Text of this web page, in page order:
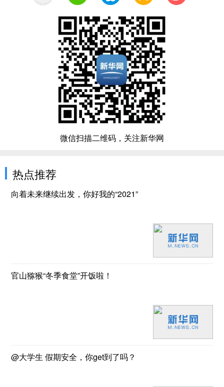
微信扫描二维码，关注新华网
热点推荐
向着未来继续出发，你好我的“2021”
官山猕猴“冬季食堂”开饭啦！
@大学生 假期安全，你get到了吗？